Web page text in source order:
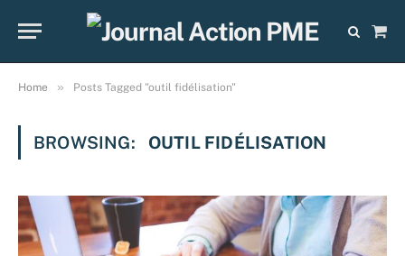
Cart
Home » Posts Tagged "outil fidélisation"
BROWSING: OUTIL FIDÉLISATION